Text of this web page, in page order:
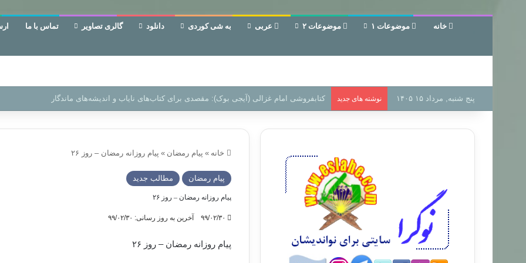
خانه موضوعات ۱ موضوعات ۲ عربی به شی کوردی دانلود گالری تصاویر تماس با ما
پنج شنبه, مرداد ۱۵ ۱۴۰۵ نوشته های جدید سر دفتر فساد در زمین‌، دوری وکناره‌گیری از راه خداست‌!
خانه » پیام رمضان » پیام روزانه رمضان – روز ۲۶
پیام رمضان مطالب جدید
پیام روزانه رمضان – روز ۲۶
۹۹/۰۲/۳۰ آخرین به روز رسانی: ۹۹/۰۲/۳۰
پیام روزانه رمضان – روز ۲۶